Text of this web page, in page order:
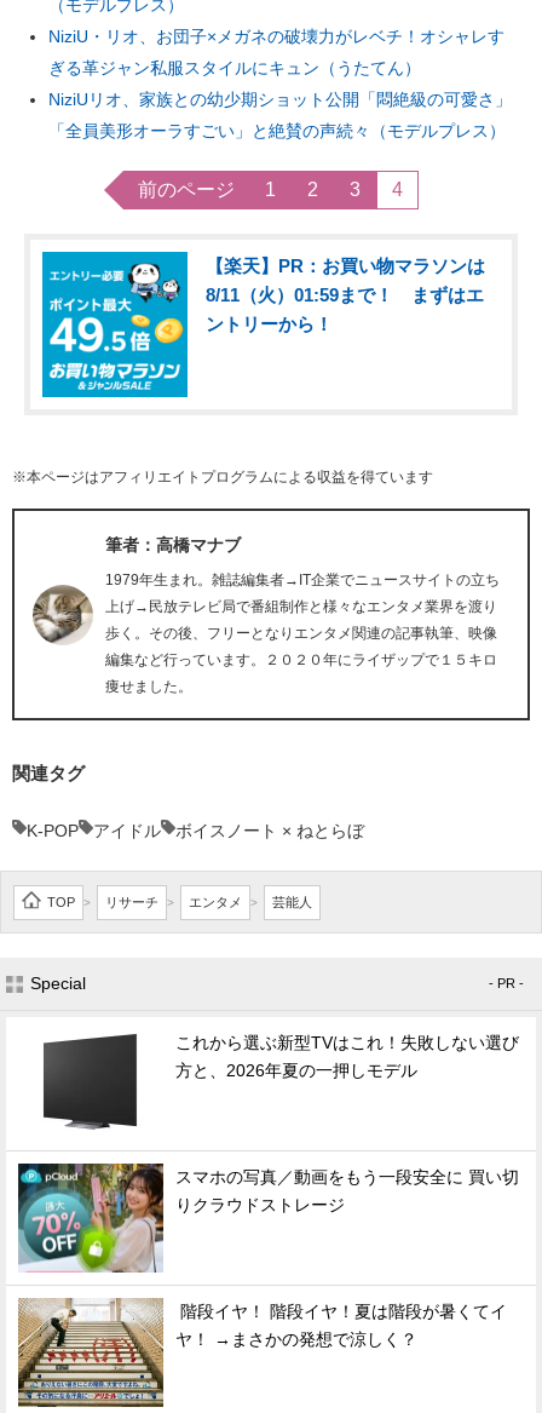
（モデルプレス）
NiziU・リオ、お団子×メガネの破壊力がレベチ！オシャレす
ぎる革ジャン私服スタイルにキュン（うたてん）
NiziUリオ、家族との幼少期ショット公開「悶絶級の可愛さ」
「全員美形オーラすごい」と絶賛の声続々（モデルプレス）
前のページ 1 2 3 4
【楽天】PR：お買い物マラソンは
8/11（火）01:59まで！ まずはエ
ントリーから！
※本ページはアフィリエイトプログラムによる収益を得ています
筆者：高橋マナブ
1979年生まれ。雑誌編集者→IT企業でニュースサイトの立ち
上げ→民放テレビ局で番組制作と様々なエンタメ業界を渡り
歩く。その後、フリーとなりエンタメ関連の記事執筆、映像
編集など行っています。２０２０年にライザップで１５キロ
痩せました。
関連タグ
K-POP アイドル ボイスノート × ねとらぼ
TOP > リサーチ > エンタメ > 芸能人
Special - PR -
これから選ぶ新型TVはこれ！失敗しない選び
方と、2026年夏の一押しモデル
スマホの写真／動画をもう一段安全に 買い切
りクラウドストレージ
階段イヤ！ 階段イヤ！夏は階段が暑くてイ
ヤ！ →まさかの発想で涼しく？